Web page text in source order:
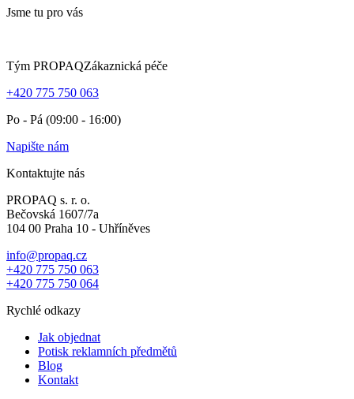
Jsme tu pro vás
Tým PROPAQZákaznická péče
+420 775 750 063
Po - Pá (09:00 - 16:00)
Napište nám
Kontaktujte nás
PROPAQ s. r. o.
Bečovská 1607/7a
104 00 Praha 10 - Uhříněves
info@propaq.cz
+420 775 750 063
+420 775 750 064
Rychlé odkazy
Jak objednat
Potisk reklamních předmětů
Blog
Kontakt